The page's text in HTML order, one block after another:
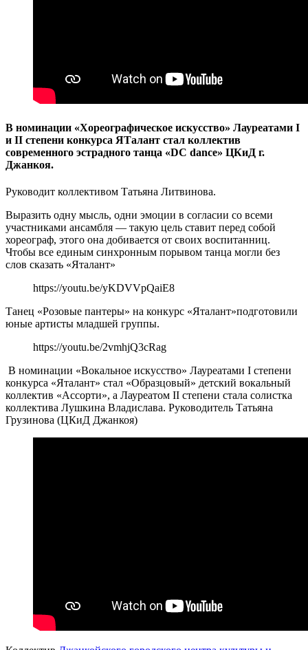
В номинации «Хореографическое искусство» Лауреатами I
и II степени конкурса ЯТалант стал коллектив
современного эстрадного танца «DC dance» ЦКиД г.
Джанкоя.
Руководит коллективом Татьяна Литвинова.
Выразить одну мысль, одни эмоции в согласии со всеми
участниками ансамбля — такую цель ставит перед собой
хореограф, этого она добивается от своих воспитанниц.
Чтобы все единым синхронным порывом танца могли без
слов сказать «Яталант»
https://youtu.be/yKDVVpQaiE8
Танец «Розовые пантеры» на конкурс «Яталант»подготовили
юные артисты младшей группы.
https://youtu.be/2vmhjQ3cRag
В номинации «Вокальное искусство» Лауреатами I степени
конкурса «Яталант» стал «Образцовый» детский вокальный
коллектив «Ассорти», а Лауреатом II степени стала солистка
коллектива Лушкина Владислава. Руководитель Татьяна
Грузинова (ЦКиД Джанкоя)